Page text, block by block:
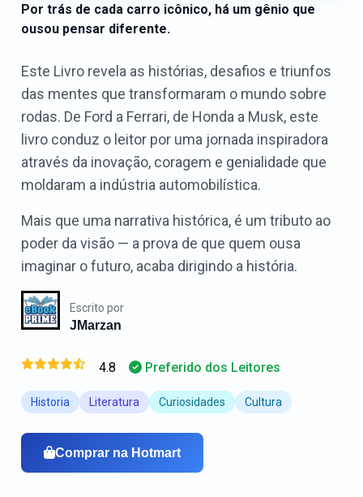
Por trás de cada carro icônico, há um gênio que
ousou pensar diferente.
Este Livro revela as histórias, desafios e triunfos
das mentes que transformaram o mundo sobre
rodas. De Ford a Ferrari, de Honda a Musk, este
livro conduz o leitor por uma jornada inspiradora
através da inovação, coragem e genialidade que
moldaram a indústria automobilística.
Mais que uma narrativa histórica, é um tributo ao
poder da visão — a prova de que quem ousa
imaginar o futuro, acaba dirigindo a história.
Escrito por
JMarzan
4.8 Preferido dos Leitores
Historia Literatura Curiosidades Cultura
Comprar na Hotmart